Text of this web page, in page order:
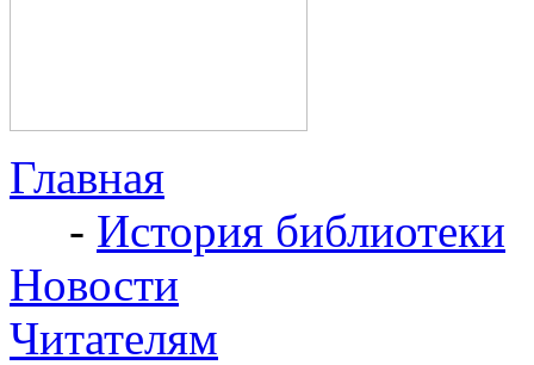
Главная
- История библиотеки
Новости
Читателям